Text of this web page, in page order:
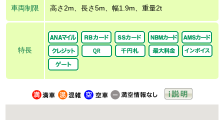
車両制限 高さ2m、長さ5m、幅1.9m、重量2t
特長